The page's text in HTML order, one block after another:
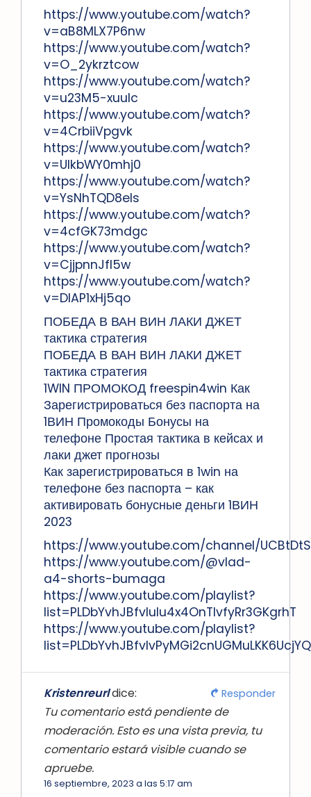
https://www.youtube.com/watch?
v=aB8MLX7P6nw
https://www.youtube.com/watch?
v=O_2ykrztcow
https://www.youtube.com/watch?
v=u23M5-xuuIc
https://www.youtube.com/watch?
v=4CrbiiVpgvk
https://www.youtube.com/watch?
v=UlkbWY0mhj0
https://www.youtube.com/watch?
v=YsNhTQD8eIs
https://www.youtube.com/watch?
v=4cfGK73mdgc
https://www.youtube.com/watch?
v=CjjpnnJfI5w
https://www.youtube.com/watch?
v=DIAP1xHj5qo
ПОБЕДА В ВАН ВИН ЛАКИ ДЖЕТ
тактика стратегия
ПОБЕДА В ВАН ВИН ЛАКИ ДЖЕТ
тактика стратегия
1WIN ПРОМОКОД freespin4win Как
Зарегистрироваться без паспорта на
1ВИН Промокоды Бонусы на
телефоне Простая тактика в кейсах и
лаки джет прогнозы
Как зарегистрироваться в 1win на
телефоне без паспорта – как
активировать бонусные деньги 1ВИН
2023
https://www.youtube.com/channel/
https://www.youtube.com/@vlad-
a4-shorts-bumaga
https://www.youtube.com/playlist?
list=PLDbYvhJBfvIulu4x4OnTIvfyRr3GKgrhT
https://www.youtube.com/playlist?
list=PLDbYvhJBfvIvPyMGi2cnUGMuLKK6UcjYQ
Kristenreurldice:
Tu comentario está pendiente de
moderación. Esto es una vista previa, tu
comentario estará visible cuando se
apruebe.
16 septiembre, 2023 a las 5:17 am
Responder